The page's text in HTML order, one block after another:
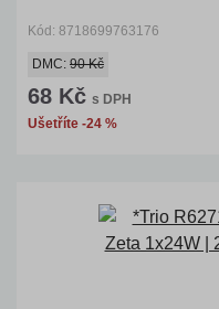
Kód: 8718699763176
DMC: 90 Kč
68 Kč s DPH
Ušetříte -24 %